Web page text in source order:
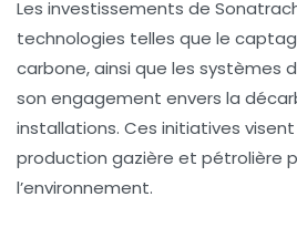
Les investissements de
technologies telles que le
carbone, ainsi que les systèmes
son engagement envers la
installations. Ces initiatives
production gazière et pétrolière
l’environnement.